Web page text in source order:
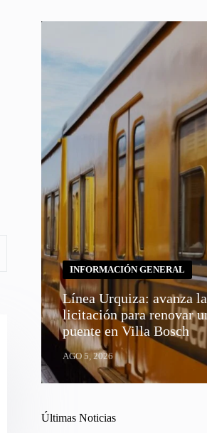
INFORMACIÓN GENERAL
Línea Urquiza: avanza la
licitación para renovar
puente en Villa Bosch
AGO 5, 2026
Últimas Noticias